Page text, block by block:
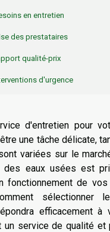
en entretien
des prestataires
qualité-prix
d'urgence
d'entretien pour
une tâche délicate,
variées sur le
eaux usées est
fonctionnement de vos
sélectionner
efficacement à
un service de qualité et